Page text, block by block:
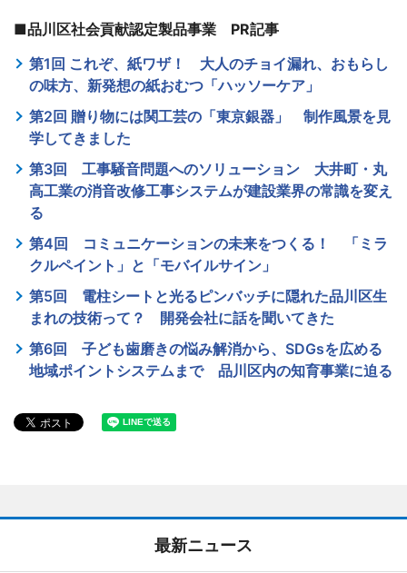
■品川区社会貢献認定製品事業 PR記事
第1回 これぞ、紙ワザ！ 大人のチョイ漏れ、おもらし
の味方、新発想の紙おむつ「ハッソーケア」
第2回 贈り物には関工芸の「東京銀器」 制作風景を見
学してきました
第3回 工事騒音問題へのソリューション 大井町・丸
高工業の消音改修工事システムが建設業界の常識を変え
る
第4回 コミュニケーションの未来をつくる！ 「ミラ
クルペイント」と「モバイルサイン」
第5回 電柱シートと光るピンバッチに隠れた品川区生
まれの技術って？ 開発会社に話を聞いてきた
第6回 子ども歯磨きの悩み解消から、SDGsを広める
地域ポイントシステムまで 品川区内の知育事業に迫る
最新ニュース